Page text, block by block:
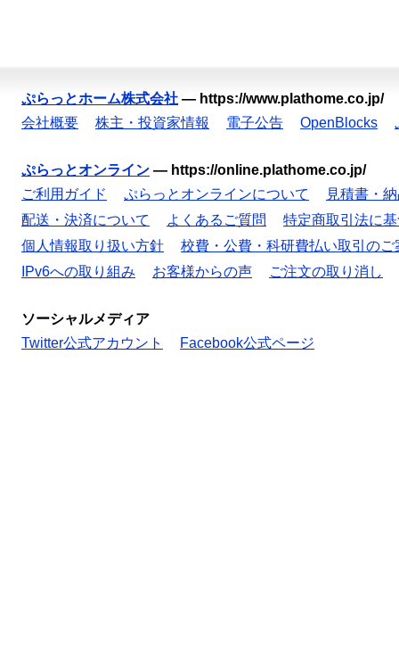
ぷらっとホーム株式会社 — https://www.plathome.co.jp/
会社概要
株主・投資家情報 電子公告 OpenBlocks
ぷらっとオンライン — https://online.plathome.co.jp/
ご利用ガイド
ぷらっとオンラインについて
見積書・
配送・決済について
よくあるご質問
特定商取引法に
個人情報取り扱い方針
校費・公費・科研費払い取引のご
IPv6への取り組み
お客様からの声 ご注文の取り消し
ソーシャルメディア
Twitter公式アカウント
Facebook公式ページ